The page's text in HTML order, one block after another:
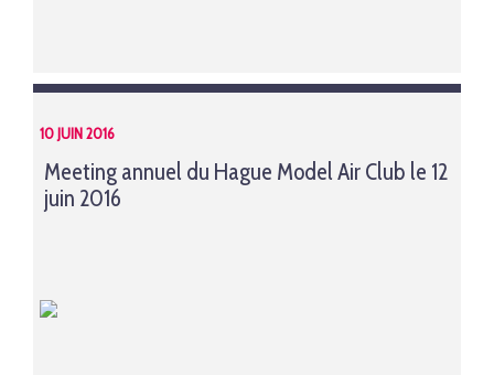
10 JUIN 2016
Meeting annuel du Hague Model Air Club le 12
juin 2016